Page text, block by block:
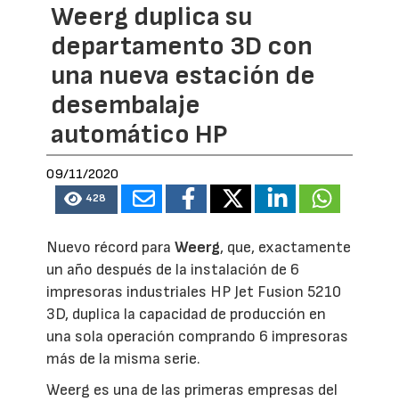
Weerg duplica su
departamento 3D con
una nueva estación de
desembalaje
automático HP
09/11/2020
428
Nuevo récord paraWeerg, que, exactamente
un año después de la instalación de 6
impresoras industriales HP Jet Fusion 5210
3D, duplica la capacidad de producción en
una sola operación comprando 6 impresoras
más de la misma serie.
Weerg es una de las primeras empresas del